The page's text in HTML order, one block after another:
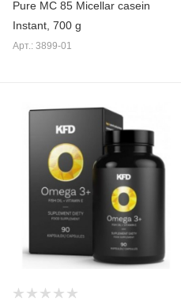
Pure MC 85 Micellar casein
Instant, 700 g
Арт.: 3899-01